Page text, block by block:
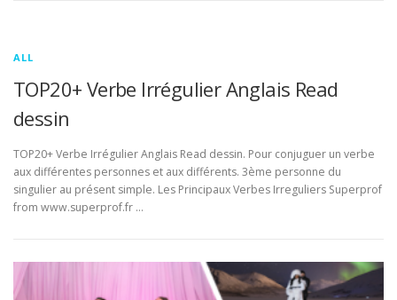
ALL
TOP20+ Verbe Irrégulier Anglais Read
dessin
TOP20+ Verbe Irrégulier Anglais Read dessin. Pour conjuguer un verbe
aux différentes personnes et aux différents. 3ème personne du
singulier au présent simple. Les Principaux Verbes Irreguliers Superprof
from www.superprof.fr …